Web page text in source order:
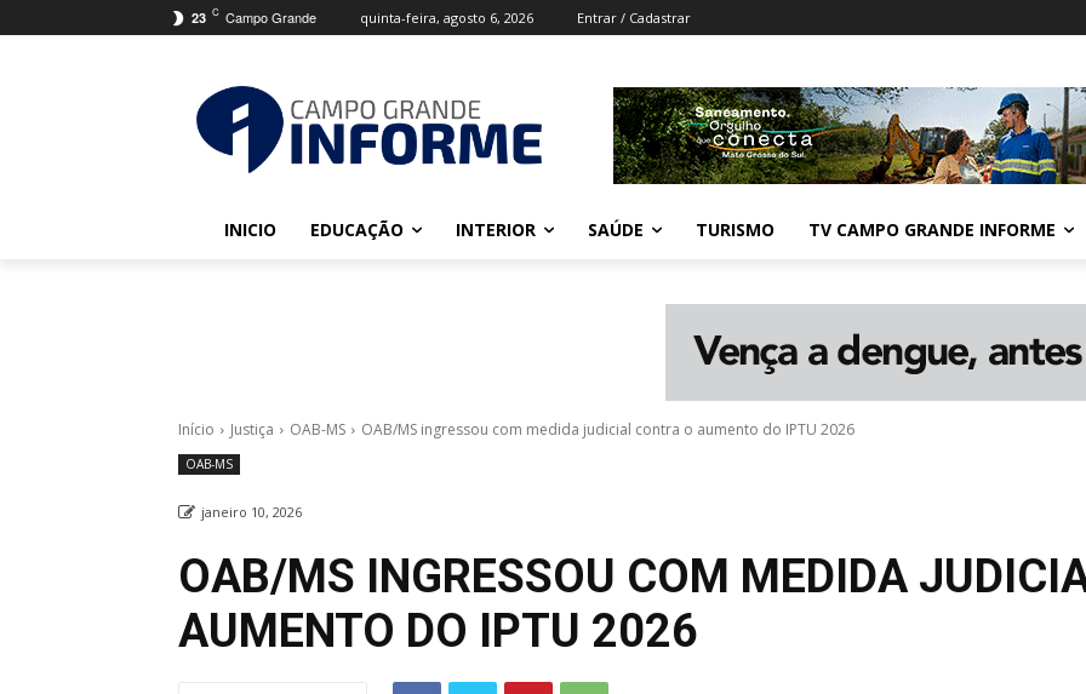
23 C Campo Grande quinta-feira, agosto 6, 2026 Entrar / Cadastrar
INICIO EDUCAÇÃO INTERIOR SAÚDE TURISMO TV CAMPO GRANDE INFORME
Início Justiça OAB-MS OAB/MS ingressou com medida judicial contra o aumento do IPTU 2026
OAB-MS
janeiro 10, 2026
OAB/MS INGRESSOU COM MEDIDA
AUMENTO DO IPTU 2026